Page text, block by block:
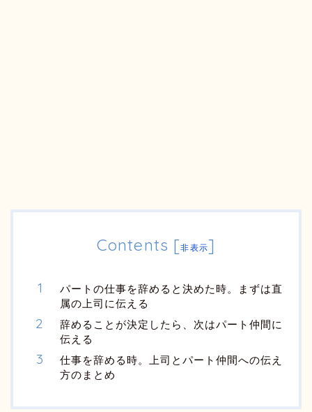
Contents [非表示]
パートの仕事を辞めると決めた時。まずは直
属の上司に伝える
辞めることが決定したら、次はパート仲間に
伝える
仕事を辞める時。上司とパート仲間への伝え
方のまとめ